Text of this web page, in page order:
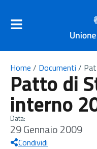
Home / Documenti /
Patto di
interno
Data:
29 Gennaio 2009
Condividi